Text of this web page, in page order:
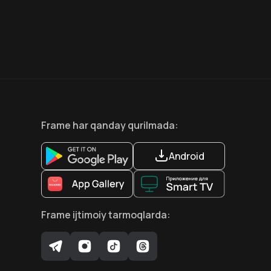
Frame har qanday qurilmada:
Android
Frame ijtimoiy tarmoqlarda: